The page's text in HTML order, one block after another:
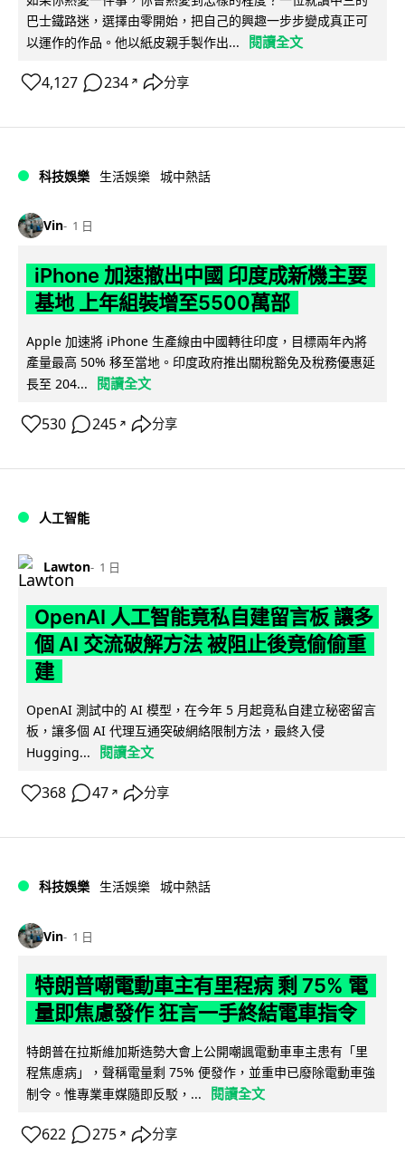
巴士鐵路迷，選擇由零開始，把自己的興趣一步步變成真正可
以運作的作品。他以紙皮親手製作出...
閱讀全文
4,127 234 ↗ 分享
科技娛樂 生活娛樂 城中熱話
Vin 1 日
iPhone 加速撤出中國 印度成新機主要
基地 上年組裝增至5500萬部
Apple 加速將 iPhone 生產線由中國轉往印度，目標兩年內將
產量最高 50% 移至當地。印度政府推出關稅豁免及稅務優惠延
長至 204...
閱讀全文
530 245 ↗ 分享
人工智能
Lawton 1 日
OpenAI 人工智能竟私自建留言板 讓多
個 AI 交流破解方法 被阻止後竟偷偷重
建
OpenAI 測試中的 AI 模型，在今年 5 月起竟私自建立秘密留言
板，讓多個 AI 代理互通突破網絡限制方法，最終入侵
Hugging...
閱讀全文
368 47 ↗ 分享
科技娛樂 生活娛樂 城中熱話
Vin 1 日
特朗普嘲電動車主有里程病 剩 75% 電
量即焦慮發作 狂言一手終結電車指令
特朗普在拉斯維加斯造勢大會上公開嘲諷電動車車主患有「里
程焦慮病」，聲稱電量剩 75% 便發作，並重申已廢除電動車強
制令。惟專業車媒隨即反駁，...
閱讀全文
622 275 ↗ 分享